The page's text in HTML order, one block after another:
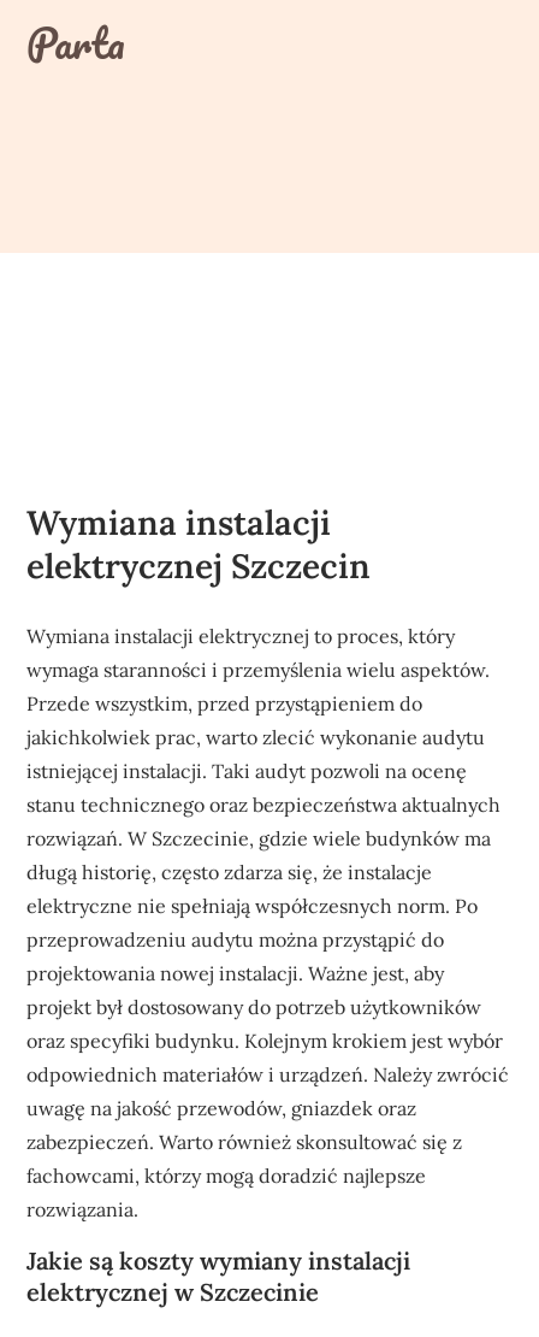
contentParta
Wymiana instalacji
elektrycznej Szczecin
Wymiana instalacji elektrycznej to proces, który
wymaga staranności i przemyślenia wielu aspektów.
Przede wszystkim, przed przystąpieniem do
jakichkolwiek prac, warto zlecić wykonanie audytu
istniejącej instalacji. Taki audyt pozwoli na ocenę
stanu technicznego oraz bezpieczeństwa aktualnych
rozwiązań. W Szczecinie, gdzie wiele budynków ma
długą historię, często zdarza się, że instalacje
elektryczne nie spełniają współczesnych norm. Po
przeprowadzeniu audytu można przystąpić do
projektowania nowej instalacji. Ważne jest, aby
projekt był dostosowany do potrzeb użytkowników
oraz specyfiki budynku. Kolejnym krokiem jest wybór
odpowiednich materiałów i urządzeń. Należy zwrócić
uwagę na jakość przewodów, gniazdek oraz
zabezpieczeń. Warto również skonsultować się z
fachowcami, którzy mogą doradzić najlepsze
rozwiązania.
Jakie są koszty wymiany instalacji
elektrycznej w Szczecinie